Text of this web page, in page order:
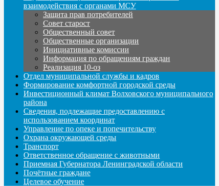
взаимодействия с органами МСУ
Защита прав потребителей
Совет старост
Общественный совет
Общественные организации
Инициативные комиссии
Информация по обращениям граждан
Реализация 10-оз
Отдел муниципальной службы и кадров
Формирование комфортной городской среды
Инвестиционный климат Волховского муниципального
района
Сведения, подлежащие предоставлению с
использованием координат
Управление по опеке и попечительству
Охрана окружающей среды
Транспорт
Ответственное обращение с животными
Приемная Губернатора Ленинградской области
Почётные граждане
Целевое обучение